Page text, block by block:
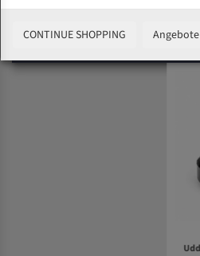
BAND SAW FOR WOOD
CONTINUE SHOPPING Angebote